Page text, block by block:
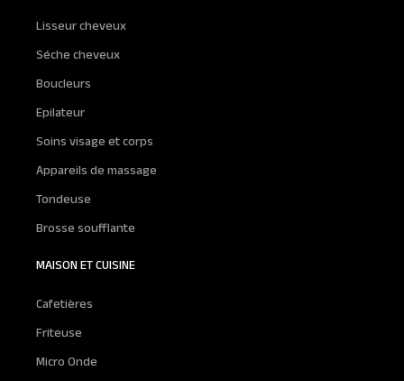
Lisseur cheveux
Séche cheveux
Boucleurs
Epilateur
Soins visage et corps
Appareils de massage
Tondeuse
Brosse soufflante
MAISON ET CUISINE
Cafetières
Friteuse
Micro Onde